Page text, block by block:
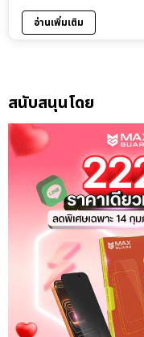
อ่านเพิ่มเติม
สนับสนุนโดย